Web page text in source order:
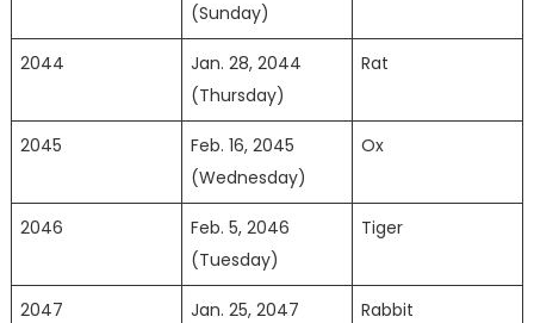
(Sunday)
2044
Jan. 28, 2044
(Thursday)
Rat
2045
Feb. 16, 2045
(Wednesday)
Ox
2046
Feb. 5, 2046
(Tuesday)
Tiger
2047
Jan. 25, 2047
Rabbit